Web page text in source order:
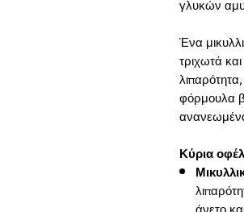
Ένα
τριχωτά
φόρμουλα
Κύρια